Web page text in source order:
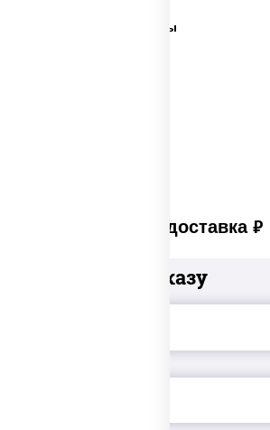
Все виды суши и роллы
Платная доставка руб
Добавьте к заказу